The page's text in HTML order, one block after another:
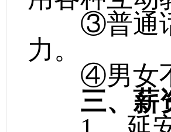
③普通话
力。
④男女不
三、 薪